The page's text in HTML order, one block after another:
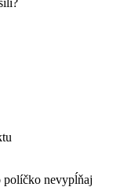
políčko nevypĺňaj